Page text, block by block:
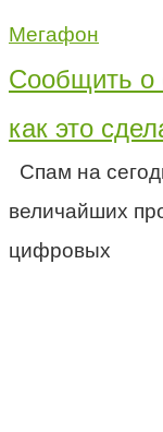
Мегафон
Сообщить
как это
Спам на
величайших
цифровых